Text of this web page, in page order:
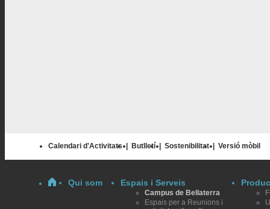
Calendari d'Activitats Butlletí Sostenibilitat Versió mòbil
Qui som Espais i Serveis
Campus de Bellaterra
Espais per a Reunions i